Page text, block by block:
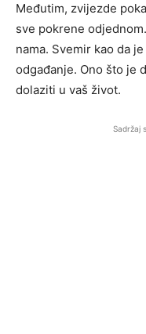
Međutim, zvijezde
sve pokrene
nama. Svemir kao da
odgađanje. Ono što je
dolaziti u vaš život.
Sadržaj